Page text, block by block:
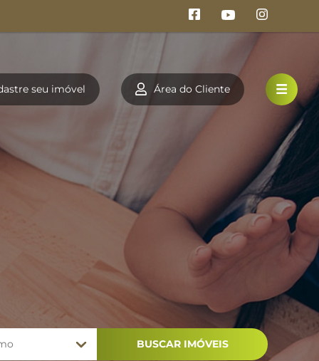
seu imóvel
Área do Cliente
HOME
VENDA
LOCAÇÃO
DOCUMENTOS
A FIRME IMÓVEIS
TRABALHE CONOSCO
DEPOIMENTOS
BUSCAR IMÓVEIS